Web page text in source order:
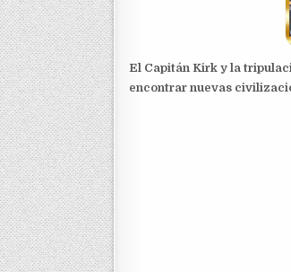
El Capitán Kirk y la
encontrar nuevas